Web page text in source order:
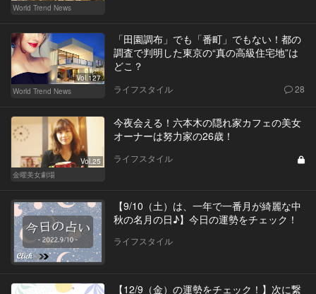
World Trend News
Vol.127
World Trend News
「田園調布」でも「番町」でもない！都の
調査で判明した東京の“真の高級住宅地”は
どこ？
ライフスタイル 28
Vol.25
金曜美女劇場
今夜会える！六本木の隠れ家カフェの美女
オーナーは努力家の26歳！
ライフスタイル
【9/10（土）は、一年で一番月が綺麗な中
秋の名月の日♪】今日の運勢をチェック！
ライフスタイル
【12/9（金）の運勢をチェック！】次に繋